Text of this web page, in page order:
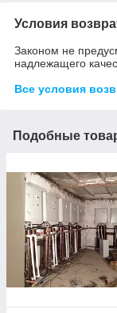
Условия
Законом не
надлежащего
Все условия
Подобные